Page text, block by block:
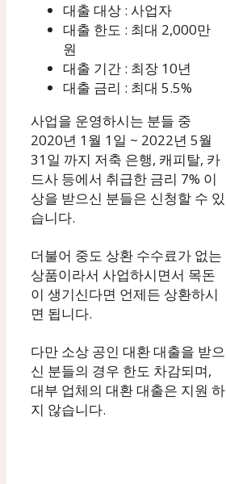
대출 대상 : 사업자
대출 한도 : 최대 2,000만
원
대출 기간 : 최장 10년
대출 금리 : 최대 5.5%
사업을 운영하시는 분들 중
2020년 1월 1일 ~ 2022년 5월
31일 까지 저축 은행, 캐피탈, 카
드사 등에서 취급한 금리 7% 이
상을 받으신 분들은 신청할 수 있
습니다.
더불어 중도 상환 수수료가 없는
상품이라서 사업하시면서 목돈
이 생기신다면 언제든 상환하시
면 됩니다.
다만 소상 공인 대환 대출을 받으
신 분들의 경우 한도 차감되며,
대부 업체의 대환 대출은 지원 하
지 않습니다.